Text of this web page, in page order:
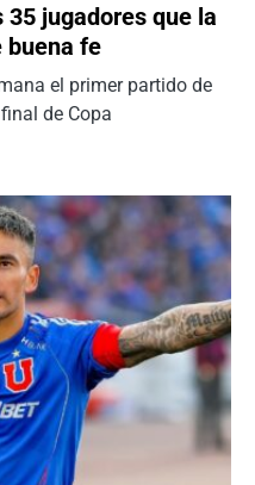
35 jugadores que la
buena fe
el primer partido de
de Copa